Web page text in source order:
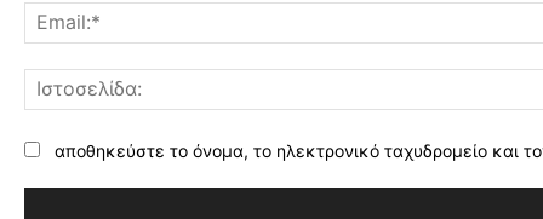
αποθηκεύστε το όνομα, το ηλεκτρονικό ταχυδρομείο και